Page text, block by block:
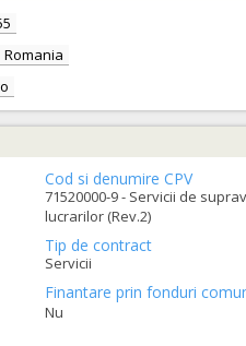
Romania
Cod si denumire CPV
71520000-9 - Servicii de
lucrarilor (Rev.2)
Tip de contract
Servicii
Finantare prin fonduri
Nu